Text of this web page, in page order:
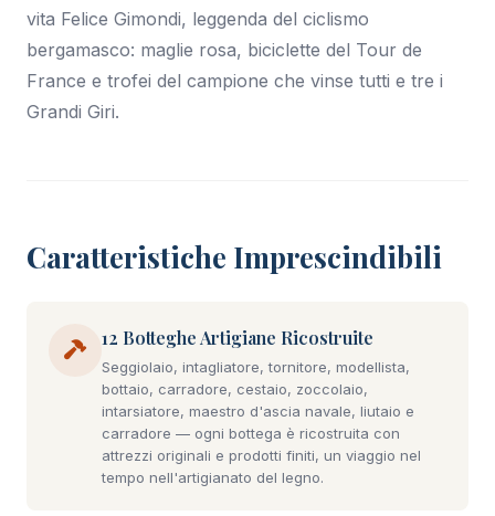
vita Felice Gimondi, leggenda del ciclismo
bergamasco: maglie rosa, biciclette del Tour de
France e trofei del campione che vinse tutti e tre i
Grandi Giri.
Caratteristiche Imprescindibili
12 Botteghe Artigiane Ricostruite
Seggiolaio, intagliatore, tornitore, modellista,
bottaio, carradore, cestaio, zoccolaio,
intarsiatore, maestro d'ascia navale, liutaio e
carradore — ogni bottega è ricostruita con
attrezzi originali e prodotti finiti, un viaggio nel
tempo nell'artigianato del legno.